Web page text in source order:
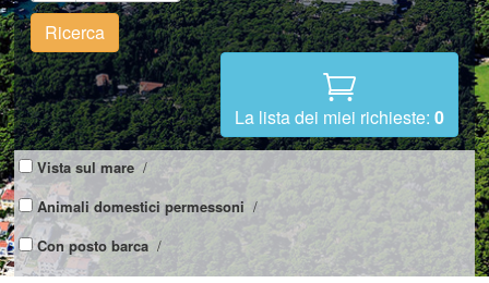
Ricerca
La lista dei miei richieste: 0
Vista sul mare /
Animali domestici permessoni /
Con posto barca /